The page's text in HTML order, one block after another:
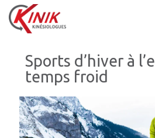
Sports d’hiver à
temps froid